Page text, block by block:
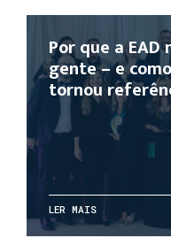
Por que a
gente – e
tornou
LER MAIS